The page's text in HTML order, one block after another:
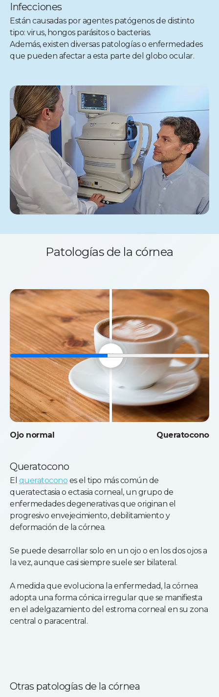
Infecciones
Están causadas por agentes patógenos de distinto
tipo: virus, hongos parásitos o bacterias.
Además, existen diversas patologías o enfermedades
que pueden afectar a esta parte del globo ocular.
Patologías de la córnea
Queratocono
El queratocono es el tipo más común de
queratectasia o ectasia corneal, un grupo de
enfermedades degenerativas que originan el
progresivo envejecimiento, debilitamiento y
deformación de la córnea.
Se puede desarrollar solo en un ojo o en los dos ojos a
la vez, aunque casi siempre suele ser bilateral.
A medida que evoluciona la enfermedad, la córnea
adopta una forma cónica irregular que se manifiesta
en el adelgazamiento del estroma corneal en su zona
central o paracentral.
Ojo normal Queratocono
Otras patologías de la córnea